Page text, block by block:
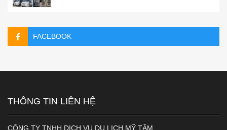
FACEBOOK
THÔNG TIN LIÊN HỆ
CÔNG TY TNHH DỊCH VỤ DU LỊCH MỸ TÂM